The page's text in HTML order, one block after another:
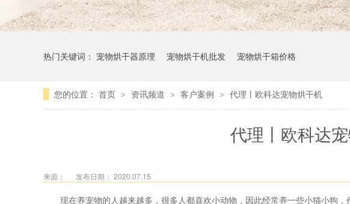
热门关键词： 宠物烘干器原理 宠物烘干机批发 宠物烘干箱价格
您的位置： 首页 > 资讯频道 > 客户案例 > 代理丨欧科达宠物烘干机
代理丨欧科达
来源： 发布日期： 2020.07.15
现在养宠物的人越来越多，很多人都喜欢小动物，因此经常养一些小猫小狗